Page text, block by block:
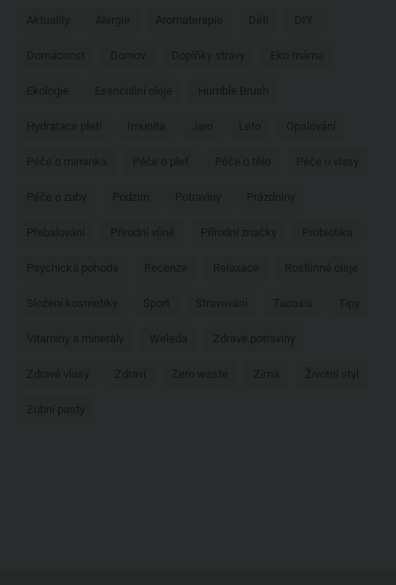
Aktuality Alergie Aromaterapie Děti DIY
Domácnost Domov Doplňky stravy Eko máma
Ekologie Esenciální oleje Humble Brush
Hydratace pleti Imunita Jaro Léto Opalování
Péče o miminka Péče o pleť Péče o tělo Péče o vlasy
Péče o zuby Podzim Potraviny Prázdniny
Přebalování Přírodní vůně Přírodní značky Probiotika
Psychická pohoda Recenze Relaxace Rostlinné oleje
Složení kosmetiky Sport Stravování Taoasis Tipy
Vitaminy a minerály Weleda Zdravé potraviny
Zdravé vlasy Zdraví Zero waste Zima Životní styl
Zubní pasty